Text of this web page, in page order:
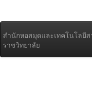
สำนักหอสมุดและเทคโนโลยี
ราชวิทยาลัย